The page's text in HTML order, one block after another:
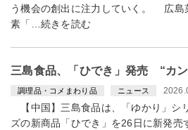
う機会の創出に注力していく。 広島
素「…続きを読む
三島食品、「ひでき」発売 “カン
調理品・コメまわり品 ニュース
【中国】三島食品は、「ゆかり」シ
ズの新商品「ひでき」を26日に新発売